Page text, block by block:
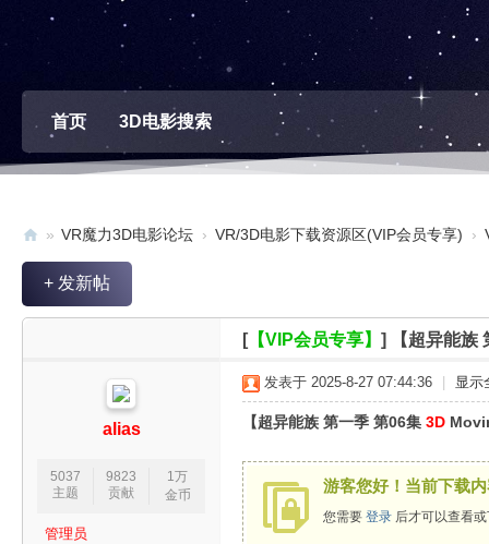
首页 3D电影搜索
V
» VR魔力3D电影论坛 › VR/3D电影下载资源区(VIP会员专享) ›
+ 发新帖
[【VIP会员专享】 ] 【超异能
alias
5037
主题
9823
贡献
1万
金币
管理员
发表于 2025-8-27 07:44:36 显示
【超异能族 第一季 第06集 3D
游客您好！当前下载
您需要 登录 后才可以查看